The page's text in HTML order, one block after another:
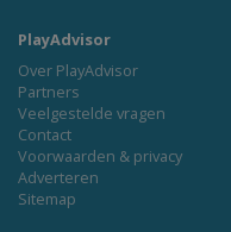
PlayAdvisor
Over PlayAdvisor
Partners
Veelgestelde vragen
Contact
Voorwaarden & privacy
Adverteren
Sitemap